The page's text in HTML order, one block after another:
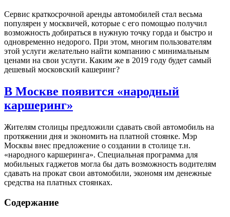
Сервис краткосрочной аренды автомобилей стал весьма
популярен у москвичей, которые с его помощью получил
возможность добираться в нужную точку горда и быстро и
одновременно недорого. При этом, многим пользователям
этой услуги желательно найти компанию с минимальным
ценами на свои услуги. Каким же в 2019 году будет самый
дешевый московский кашеринг?
В Москве появится «народный
каршеринг»
Жителям столицы предложили сдавать свой автомобиль на
протяжении дня и экономить на платной стоянке. Мэр
Москвы внес предложение о создании в столице т.н.
«народного каршеринга». Специальная программа для
мобильных гаджетов могла бы дать возможность водителям
сдавать на прокат свои автомобили, экономя им денежные
средства на платных стоянках.
Содержание